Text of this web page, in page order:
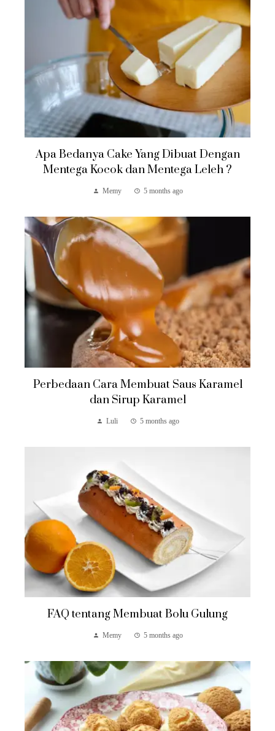
Apa Bedanya Cake Yang Dibuat Dengan
Mentega Kocok dan Mentega Leleh ?
Memy 5 months ago
Perbedaan Cara Membuat Saus Karamel
dan Sirup Karamel
Luli 5 months ago
FAQ tentang Membuat Bolu Gulung
Memy 5 months ago